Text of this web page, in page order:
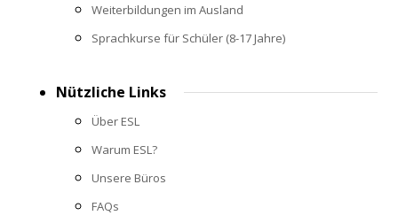
Weiterbildungen im Ausland
Sprachkurse für Schüler (8-17 Jahre)
Nützliche Links
Über ESL
Warum ESL?
Unsere Büros
FAQs